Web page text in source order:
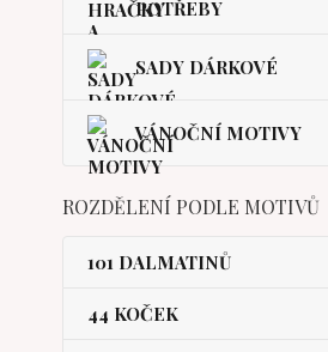
POTŘEBY
SADY DÁRKOVÉ
VÁNOČNÍ MOTIVY
ROZDĚLENÍ PODLE MOTIVŮ
101 DALMATINŮ
44 KOČEK